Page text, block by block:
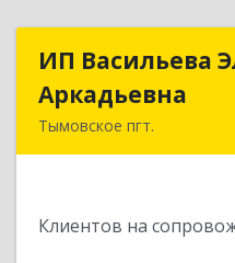
ИП Васильева
Аркадьевна
Тымовское пгт.
Клиентов на
ИП